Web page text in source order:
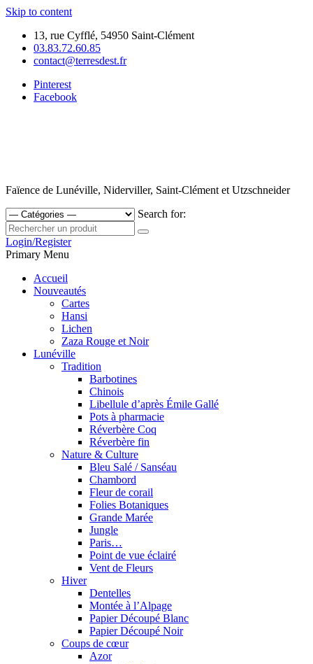
Skip to content
13, rue Cyfflé, 54950 Saint-Clément
03.83.72.60.85
contact@terresdest.fr
Pinterest
Facebook
Faïence de Lunéville, Niderviller, Saint-Clément et Utzschneider
Search for:
Login/Register
Primary Menu
Accueil
Nouveautés
Cartes
Hansi
Lichen
Zaza Rouge et Noir
Lunéville
Tradition
Barbotines
Chinois
Libellule d’après Émile Gallé
Pots à pharmacie
Réverbère Coq
Réverbère fin
Nature & Culture
Bleu Salé / Sanséau
Chambord
Fleur de corail
Folies Botaniques
Grande Marée
Jungle
Paris…
Point de vue éclairé
Vent de Fleurs
Hiver
Dentelles
Montée à l’Alpage
Papier Découpé Blanc
Papier Découpé Noir
Coups de cœur
Azor